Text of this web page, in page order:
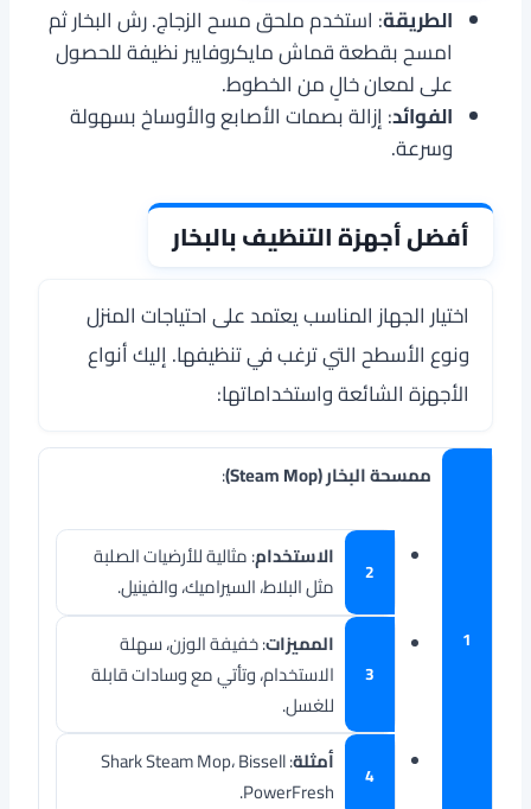
الطريقة: استخدم ملحق مسح الزجاج. رش البخار ثم
امسح بقطعة قماش مايكروفايبر نظيفة للحصول
على لمعان خالٍ من الخطوط.
الفوائد: إزالة بصمات الأصابع والأوساخ بسهولة
وسرعة.
أفضل أجهزة التنظيف بالبخار
اختيار الجهاز المناسب يعتمد على احتياجات المنزل
ونوع الأسطح التي ترغب في تنظيفها. إليك أنواع
الأجهزة الشائعة واستخداماتها:
ممسحة البخار (Steam Mop) :
الاستخدام: مثالية للأرضيات الصلبة
مثل البلاط، السيراميك، والفينيل.
المميزات: خفيفة الوزن، سهلة
الاستخدام، وتأتي مع وسادات قابلة
للغسل.
أمثلة : Shark Steam Mop، Bissell
PowerFresh.